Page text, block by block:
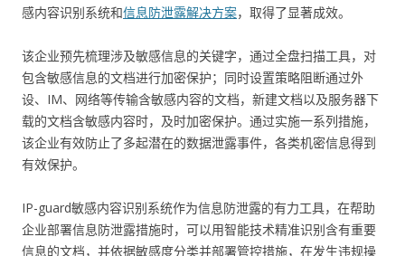
感内容识别系统和信息防泄露解决方案，取得了显著成效。
该企业预先梳理涉及敏感信息的关键字，通过全盘扫描工具，对
包含敏感信息的文档进行加密保护；同时设置策略阻断通过外
设、IM、网络等传输含敏感内容的文档，新建文档以及服务器下
载的文档含敏感内容时，及时加密保护。通过实施一系列措施，
该企业有效防止了多起潜在的数据泄露事件，各类机密信息得到
有效保护。
IP-guard敏感内容识别系统作为信息防泄露的有力工具，在帮助
企业部署信息防泄露措施时，可以用智能技术精准识别含有重要
信息的文档，并依据敏感度分类并部署管控措施，在发生违规操